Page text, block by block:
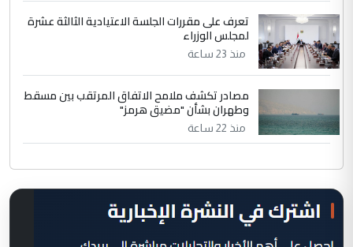
تعرف على مقررات الجلسة الاعتيادية الثالثة عشرة
لمجلس الوزراء
منذ 23 ساعة
مصادر تكشف ملامح الاتفاق المرتقب بين مسقط
وطهران بشأن "مضيق هرمز"
منذ 22 ساعة